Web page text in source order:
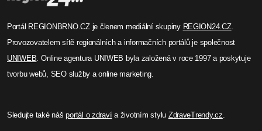
Portál REGIONBRNO.CZ je členem mediální skupiny REGION24.CZ.
Provozovatelem sítě regionálních a informačních portálů je společnost
UNIWEB . Online agentura UNIWEB byla založená v roce 1997 a poskytuje
tvorbu webů, SEO služby a online marketing.
Sledujte také nášportál o zdravía životním stylu ZdraveTrendy.cz